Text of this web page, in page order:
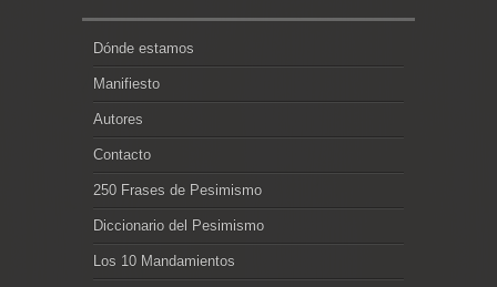
Dónde estamos
Manifiesto
Autores
Contacto
250 Frases de Pesimismo
Diccionario del Pesimismo
Los 10 Mandamientos